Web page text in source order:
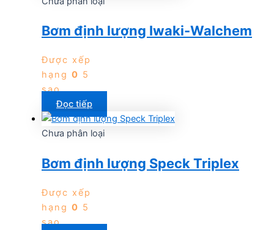
Bơm định lượng Iwaki-Walchem
Được xếp
hạng 0 5
sao
Đọc tiếp
Chưa phân loại
Bơm định lượng Speck Triplex
Được xếp
hạng 0 5
sao